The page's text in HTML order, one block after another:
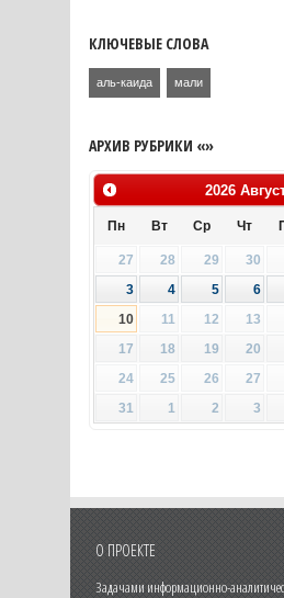
КЛЮЧЕВЫЕ СЛОВА
аль-каида мали
АРХИВ РУБРИКИ «»
2026
Пн Вт Ср Чт
27 28 29 30
3
4 5 6
10
11 12 13
17
18 19 20
24
25 26 27
31
1 2 3
О ПРОЕКТЕ
Задачами информационно-